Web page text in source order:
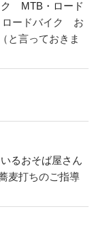
ク MTB・ロード
ロードバイク お
と言っておきま
るおそば屋さん
麦打ちのご指導